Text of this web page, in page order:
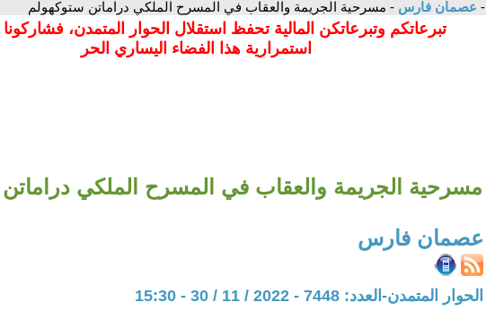
- عصمان فارس - مسرحية الجريمة والعقاب في المسرح الملكي دراماتن ستوكهولم
تبرعاتكم وتبرعاتكن المالية تحفظ استقلال الحوار المتمدن،
استمرارية هذا الفضاء اليساري الحر
مسرحية الجريمة والعقاب في المسرح الملكي
عصمان فارس
الحوار المتمدن-العدد: 7448 - 2022 / 11 / 30 - 15:30